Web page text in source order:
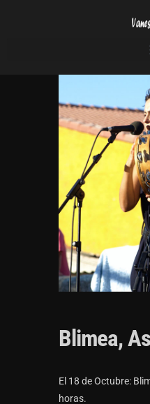
Blimea,
El 18 de Octubre:
horas.